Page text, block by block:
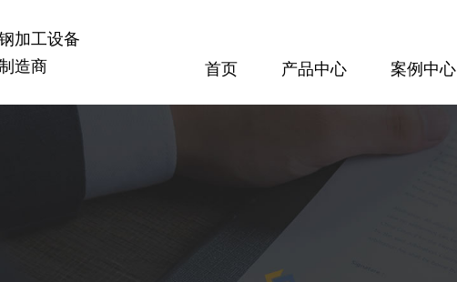
加工设备
造商
首页 产品中心 案例中心